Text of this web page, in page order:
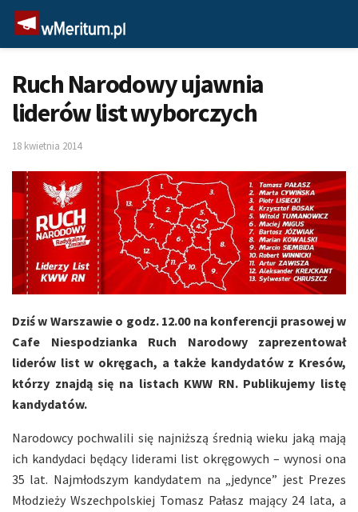
Ruch Narodowy ujawnia
liderów list wyborczych
18 kwietnia 2014
Dziś w Warszawie o godz. 12.00 na konferencji prasowej w
Cafe Niespodzianka Ruch Narodowy zaprezentował
liderów list w okręgach, a także kandydatów z Kresów,
którzy znajdą się na listach KWW RN. Publikujemy listę
kandydatów.
Narodowcy pochwalili się najniższą średnią wieku jaką mają
ich kandydaci będący liderami list okręgowych – wynosi ona
35 lat. Najmłodszym kandydatem na „jedynce” jest Prezes
Młodzieży Wszechpolskiej Tomasz Pałasz mający 24 lata, a